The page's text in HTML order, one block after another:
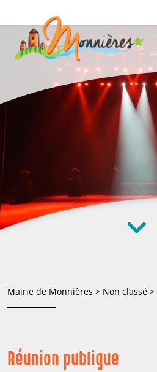
Mairie de Monnières > Non classé >
Réunion publique